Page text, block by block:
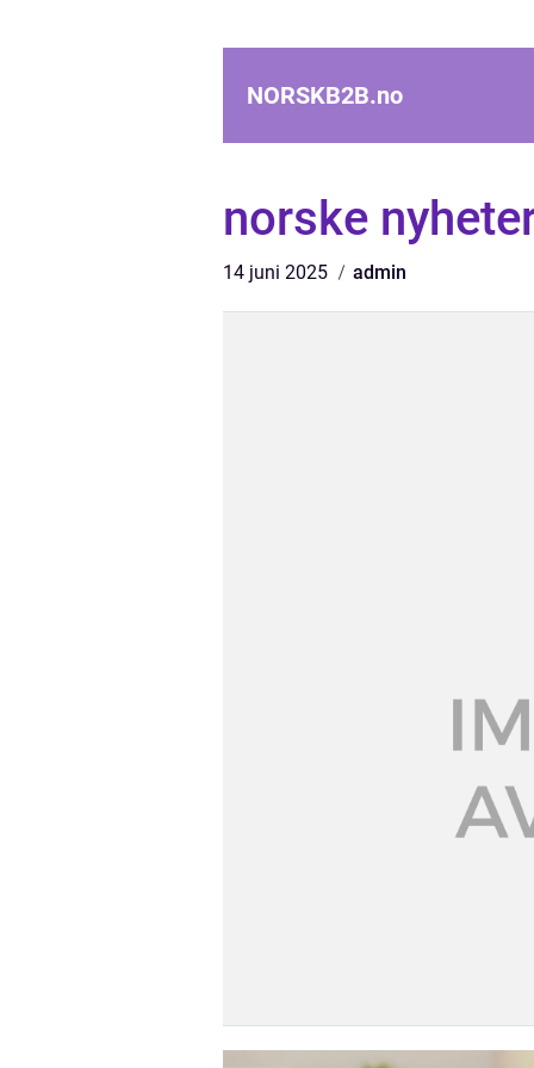
NORSKB2B.no
norske
14 juni 2025 admin